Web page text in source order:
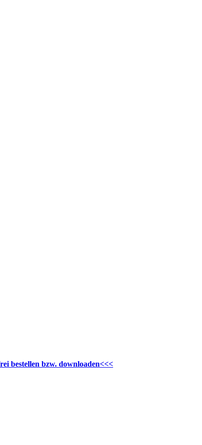
bestellen bzw. downloaden<<<